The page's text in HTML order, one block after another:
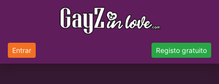
Entrar Registo gratuito